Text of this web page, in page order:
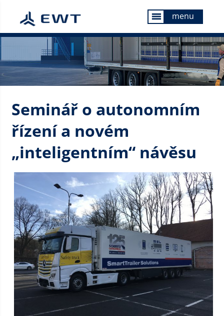
menu menu
Seminář o autonomním
řízení a novém
„inteligentním“ návěsu